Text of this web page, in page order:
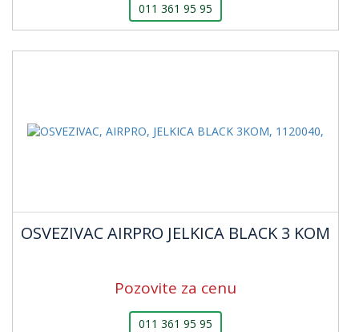
011 361 95 95
OSVEZIVAC AIRPRO JELKICA BLACK 3 KOM
Pozovite za cenu
011 361 95 95